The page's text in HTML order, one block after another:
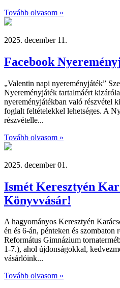
Tovább olvasom »
2025. december 11.
Facebook
„Valentin napi nyereményjáték”
Nyereményjáték tartalmáért
nyereményjátékban való részvétel
foglalt feltételekkel lehetséges. A
részvételle...
Tovább olvasom »
2025. december 01.
Ismét Keresztyén
Könyvvásár!
A hagyományos Keresztyén
én és 6-án, pénteken és
Református Gimnázium
1-7.), ahol újdonságokkal,
vásárlóink...
Tovább olvasom »